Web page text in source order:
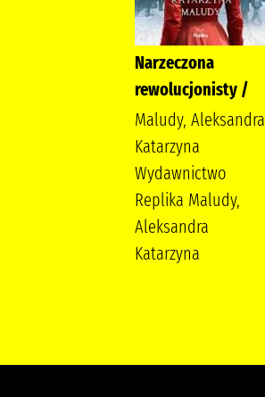
Narzeczona
rewolucjonisty /
Maludy, Aleksandra
Katarzyna
Wydawnictwo
Replika Maludy,
Aleksandra
Katarzyna